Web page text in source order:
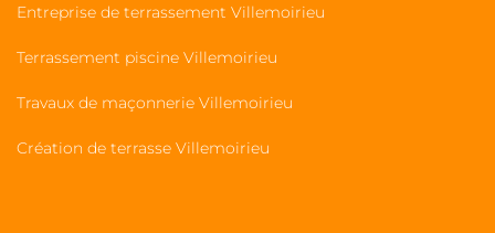
Entreprise de terrassement Villemoirieu
Terrassement piscine Villemoirieu
Travaux de maçonnerie Villemoirieu
Création de terrasse Villemoirieu